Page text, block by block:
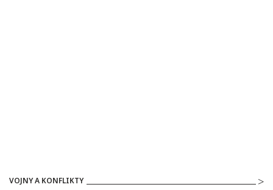
VOJNY A KONFLIKTY